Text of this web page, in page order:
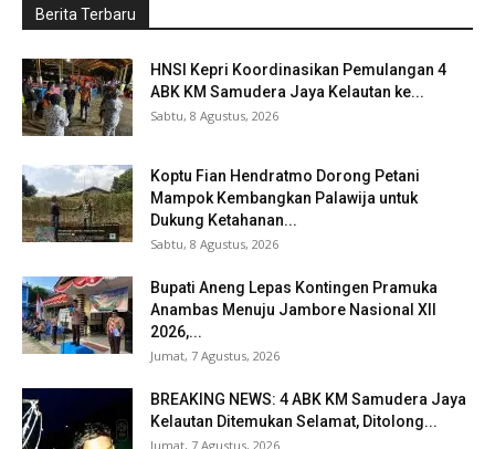
Berita Terbaru
HNSI Kepri Koordinasikan Pemulangan 4
ABK KM Samudera Jaya Kelautan ke...
Sabtu, 8 Agustus, 2026
Koptu Fian Hendratmo Dorong Petani
Mampok Kembangkan Palawija untuk
Dukung Ketahanan...
Sabtu, 8 Agustus, 2026
Bupati Aneng Lepas Kontingen Pramuka
Anambas Menuju Jambore Nasional XII
2026,...
Jumat, 7 Agustus, 2026
BREAKING NEWS: 4 ABK KM Samudera Jaya
Kelautan Ditemukan Selamat, Ditolong...
Jumat, 7 Agustus, 2026